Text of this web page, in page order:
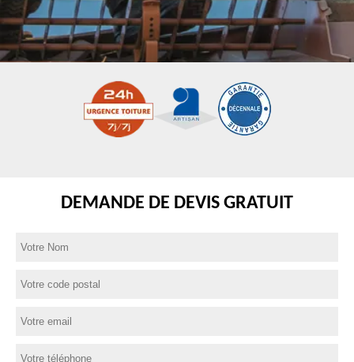
DEMANDE DE DEVIS GRATUIT